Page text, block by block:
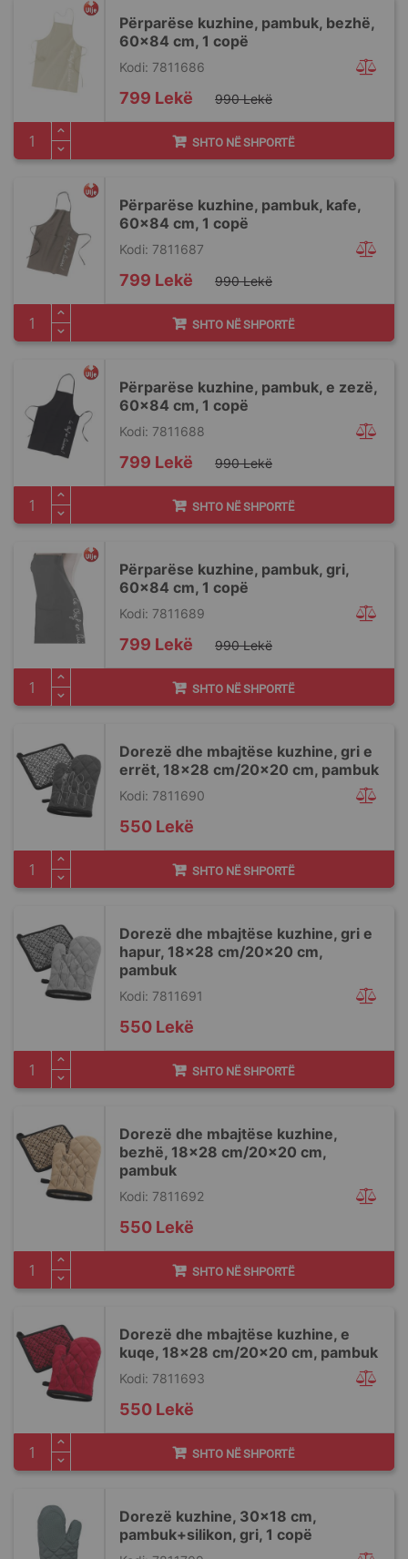
Përparëse kuzhine, pambuk, bezhë,
60x84 cm, 1 copë
Kodi: 7811686
Special
Price
799 Lekë 990 Lekë
SHTO NË SHPORTË
Përparëse kuzhine, pambuk, kafe,
60x84 cm, 1 copë
Kodi: 7811687
Special
Price
799 Lekë 990 Lekë
SHTO NË SHPORTË
Përparëse kuzhine, pambuk, e zezë,
60x84 cm, 1 copë
Kodi: 7811688
Special
Price
799 Lekë 990 Lekë
SHTO NË SHPORTË
Përparëse kuzhine, pambuk, gri,
60x84 cm, 1 copë
Kodi: 7811689
Special
Price
799 Lekë 990 Lekë
SHTO NË SHPORTË
Dorezë dhe mbajtëse kuzhine, gri e
errët, 18x28 cm/20x20 cm, pambuk
Kodi: 7811690
550 Lekë
SHTO NË SHPORTË
Dorezë dhe mbajtëse kuzhine, gri e
hapur, 18x28 cm/20x20 cm,
pambuk
Kodi: 7811691
550 Lekë
SHTO NË SHPORTË
Dorezë dhe mbajtëse kuzhine,
bezhë, 18x28 cm/20x20 cm,
pambuk
Kodi: 7811692
550 Lekë
SHTO NË SHPORTË
Dorezë dhe mbajtëse kuzhine, e
kuqe, 18x28 cm/20x20 cm, pambuk
Kodi: 7811693
550 Lekë
SHTO NË SHPORTË
Dorezë kuzhine, 30x18 cm,
pambuk+silikon, gri, 1 copë